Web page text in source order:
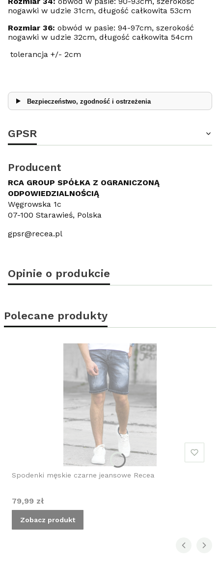
nogawki w udzie 31cm, długość całkowita 53cm
Rozmiar 36: obwód w pasie: 94-97cm, szerokość
nogawki w udzie 32cm, długość całkowita 54cm
tolerancja +/- 2cm
Bezpieczeństwo, zgodność i ostrzeżenia
GPSR
Producent
RCA GROUP SPÓŁKA Z OGRANICZONĄ
ODPOWIEDZIALNOŚCIĄ
Węgrowska 1c
07-100 Starawieś, Polska
gpsr@recea.pl
Opinie o produkcie
Polecane produkty
Spodenki męskie czarne jeansowe Recea
Cena
79,99 zł
Zobacz produkt